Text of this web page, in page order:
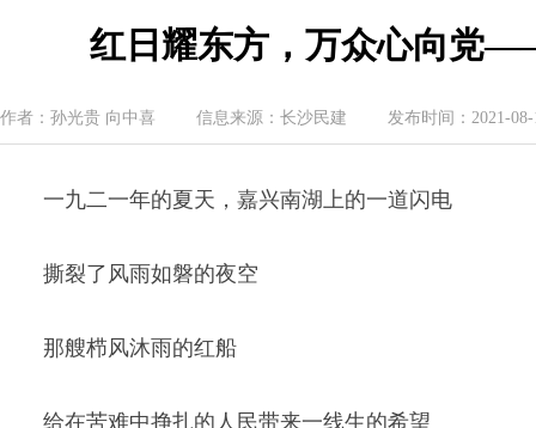
民建湖南省委会召开全省组织建设工作
民建湖南省第十届委员会内部监督委
红日耀东方，万众心向党
作者：孙光贵 向中喜 信息来源：长沙民建 发布时间：2021-08-
一九二一年的夏天，嘉兴南湖上的一道闪电
撕裂了风雨如磐的夜空
那艘栉风沐雨的红船
给在苦难中挣扎的人民带来一线生的希望